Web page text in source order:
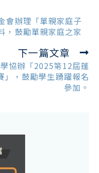
會辦理「單親家庭子
，鼓勵單親家庭之家
下一篇文章
協辦「2025第12屆蓬
」，鼓勵學生踴躍報名
參加。